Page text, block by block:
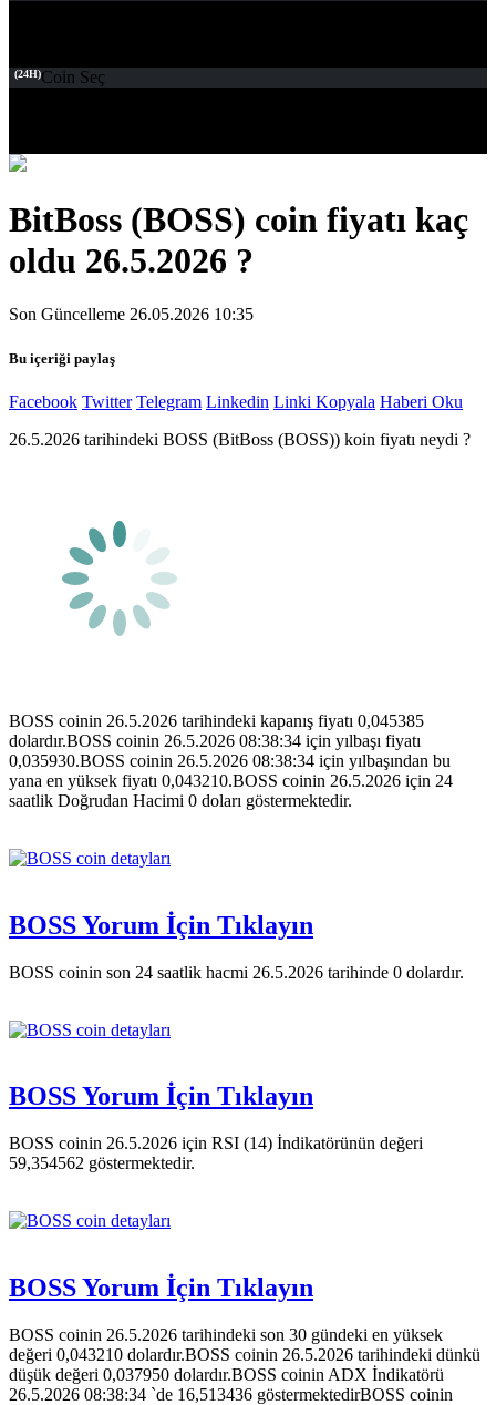
(24H)Coin Seç
BitBoss (BOSS) coin fiyatı kaç
oldu 26.5.2026 ?
Son Güncelleme 26.05.2026 10:35
Bu içeriği paylaş
Facebook Twitter Telegram Linkedin Linki Kopyala Haberi Oku
26.5.2026 tarihindeki BOSS (BitBoss (BOSS)) koin fiyatı neydi ?
BOSS coinin 26.5.2026 tarihindeki kapanış fiyatı 0,045385
dolardır.BOSS coinin 26.5.2026 08:38:34 için yılbaşı fiyatı
0,035930.BOSS coinin 26.5.2026 08:38:34 için yılbaşından bu
yana en yüksek fiyatı 0,043210.BOSS coinin 26.5.2026 için 24
saatlik Doğrudan Hacimi 0 doları göstermektedir.
BOSS Yorum İçin Tıklayın
BOSS coinin son 24 saatlik hacmi 26.5.2026 tarihinde 0 dolardır.
BOSS Yorum İçin Tıklayın
BOSS coinin 26.5.2026 için RSI (14) İndikatörünün değeri
59,354562 göstermektedir.
BOSS Yorum İçin Tıklayın
BOSS coinin 26.5.2026 tarihindeki son 30 gündeki en yüksek
değeri 0,043210 dolardır.BOSS coinin 26.5.2026 tarihindeki dünkü
düşük değeri 0,037950 dolardır.BOSS coinin ADX İndikatörü
26.5.2026 08:38:34 `de 16,513436 göstermektedirBOSS coinin